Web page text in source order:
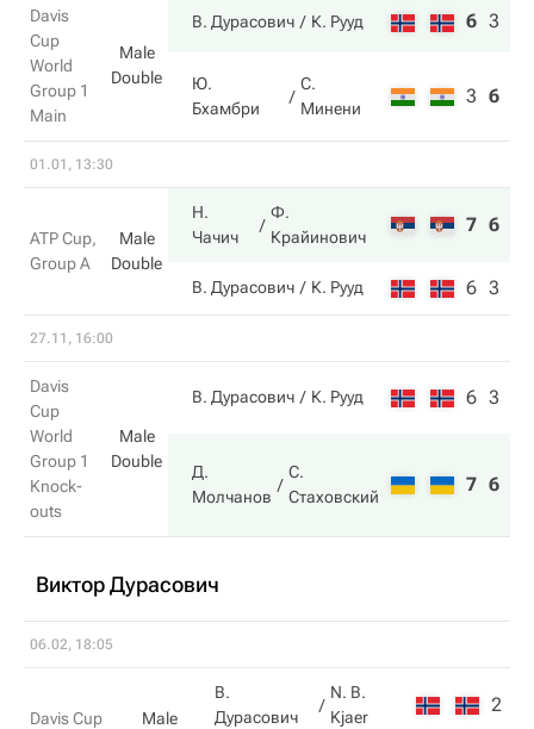
Davis
Cup
World
Group 1
Main
Male
Double
В. Дурасович К. Рууд 6 3
Ю.
Бхамбри
С.
Минени
3 6
01.01, 13:30
ATP Cup,
Group A
Male
Double
Н.
Чачич
Ф.
Крайинович
7 6
В. Дурасович К. Рууд 6 3
27.11, 16:00
Davis
Cup
World
Group 1
Knock-
outs
Male
Double
В. Дурасович К. Рууд 6 3
Д.
Молчанов
С.
Стаховский
7 6
Виктор Дурасович
06.02, 18:05
Davis Cup
Male
В.
Дурасович
N. B.
Kjaer
2